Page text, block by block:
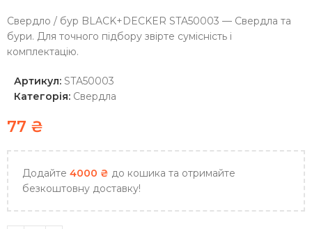
Свердло / бур BLACK+DECKER STA50003 — Свердла та
бури. Для точного підбору звірте сумісність і
комплектацію.
Артикул: STA50003
Категорія: Свердла
77 ₴
Додайте 4000 ₴ до кошика та отримайте
безкоштовну доставку!